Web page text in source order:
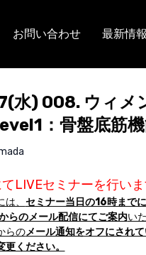
お問い合わせ 最新情報
) 008. ウィメ
：骨盤底筋
LIVEセミナーを行いま
、 セミナー当日の16時まで
のメール配信にてご案内い
らのメール通知をオフにされて
更ください。